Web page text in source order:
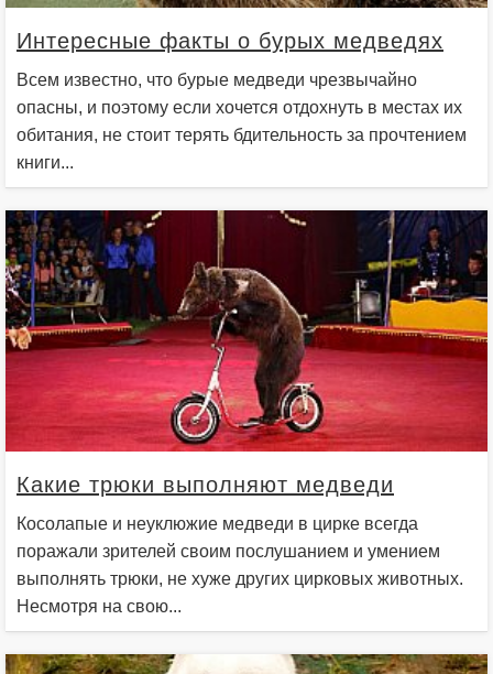
Интересные факты о бурых медведях
Всем известно, что бурые медведи чрезвычайно
опасны, и поэтому если хочется отдохнуть в местах их
обитания, не стоит терять бдительность за прочтением
книги...
Какие трюки выполняют медведи
Косолапые и неуклюжие медведи в цирке всегда
поражали зрителей своим послушанием и умением
выполнять трюки, не хуже других цирковых животных.
Несмотря на свою...